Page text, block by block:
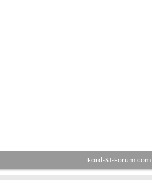
Ford-ST-Forum.com